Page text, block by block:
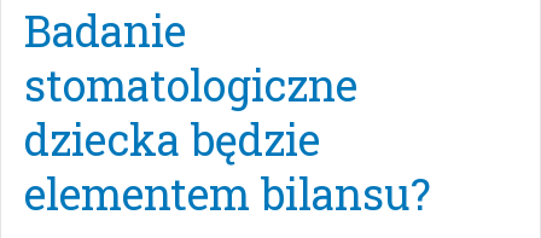
Badanie
stomatologiczne
dziecka będzie
elementem bilansu?